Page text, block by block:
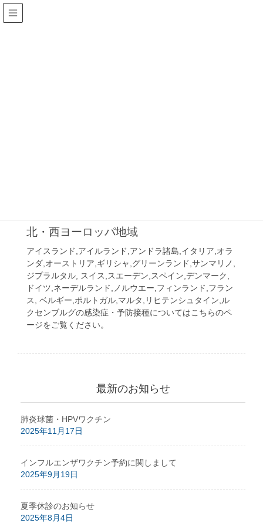
北・西ヨーロッパ地域
アイスランド,アイルランド,アンドラ諸島,イタリア,オラ
ンダ,オーストリア,ギリシャ,グリーンランド,サンマリノ,
ジプラルタル, スイス,スエーデン,スペイン,デンマーク,
ドイツ,ネーデルランド,ノルウエー,フィンランド,フラン
ス, ベルギー,ポルトガル,マルタ,リヒテンシュタイン,ル
クセンブルグの感染症・予防接種についてはこちらのペ
ージをご覧ください。
最新のお知らせ
肺炎球菌・HPVワクチン
2025年11月17日
インフルエンザワクチン予約に関しまして
2025年9月19日
夏季休診のお知らせ
2025年8月4日